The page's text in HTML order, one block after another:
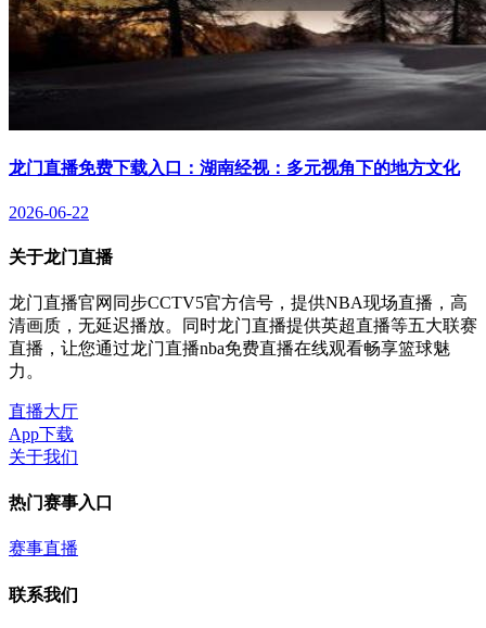
龙门直播免费下载入口：湖南经视：多元视角下的地方文化
2026-06-22
关于龙门直播
龙门直播官网同步CCTV5官方信号，提供NBA现场直播，高
清画质，无延迟播放。同时龙门直播提供英超直播等五大联赛
直播，让您通过龙门直播nba免费直播在线观看畅享篮球魅
力。
直播大厅
App下载
关于我们
热门赛事入口
赛事直播
联系我们